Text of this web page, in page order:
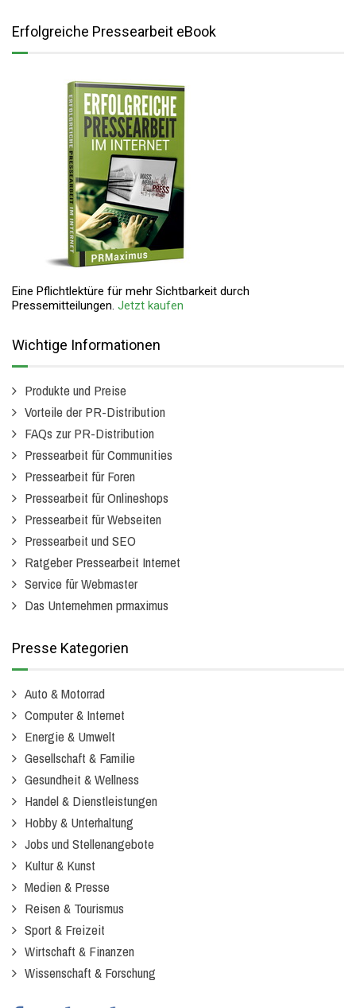
Erfolgreiche Pressearbeit eBook
Eine Pflichtlektüre für mehr Sichtbarkeit durch
Pressemitteilungen. Jetzt kaufen
Wichtige Informationen
Produkte und Preise
Vorteile der PR-Distribution
FAQs zur PR-Distribution
Pressearbeit für Communities
Pressearbeit für Foren
Pressearbeit für Onlineshops
Pressearbeit für Webseiten
Pressearbeit und SEO
Ratgeber Pressearbeit Internet
Service für Webmaster
Das Unternehmen prmaximus
Presse Kategorien
Auto & Motorrad
Computer & Internet
Energie & Umwelt
Gesellschaft & Familie
Gesundheit & Wellness
Handel & Dienstleistungen
Hobby & Unterhaltung
Jobs und Stellenangebote
Kultur & Kunst
Medien & Presse
Reisen & Tourismus
Sport & Freizeit
Wirtschaft & Finanzen
Wissenschaft & Forschung